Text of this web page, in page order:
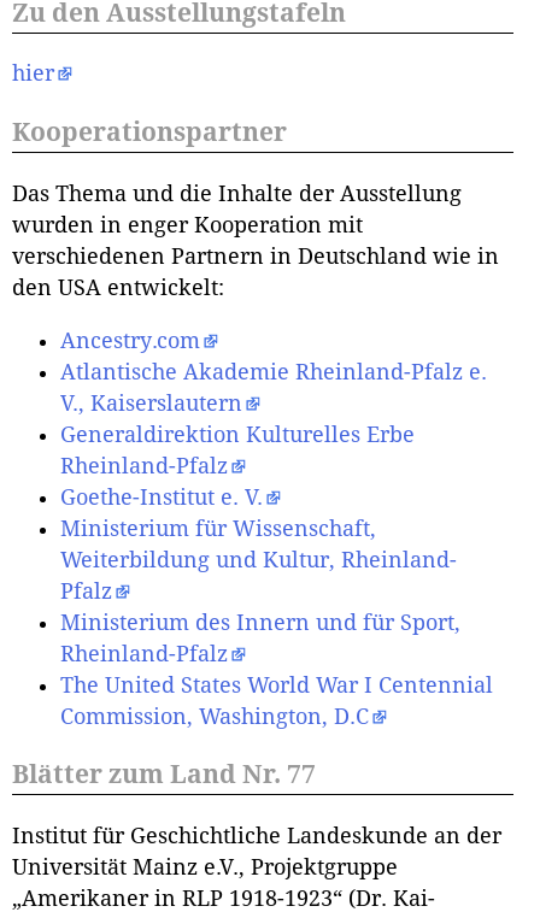
Zu den Ausstellungstafeln
hier
Kooperationspartner
Das Thema und die Inhalte der Ausstellung
wurden in enger Kooperation mit
verschiedenen Partnern in Deutschland wie in
den USA entwickelt:
Ancestry.com
Atlantische Akademie Rheinland-Pfalz e.
V., Kaiserslautern
Generaldirektion Kulturelles Erbe
Rheinland-Pfalz
Goethe-Institut e. V.
Ministerium für Wissenschaft,
Weiterbildung und Kultur, Rheinland-
Pfalz
Ministerium des Innern und für Sport,
Rheinland-Pfalz
The United States World War I Centennial
Commission, Washington, D.C
Blätter zum Land Nr. 77
Institut für Geschichtliche Landeskunde an der
Universität Mainz e.V., Projektgruppe
„Amerikaner in RLP 1918-1923“ (Dr. Kai-